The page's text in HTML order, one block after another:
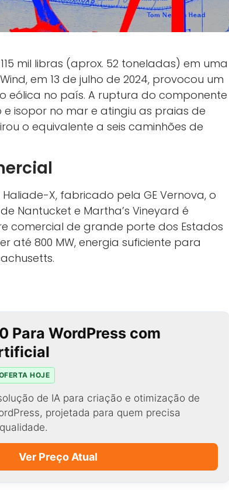
mil libras (aprox. 52 toneladas) em uma
em 13 de julho de 2024, provocou um
no país. A ruptura do componente
isopor no mar e atingiu as praias de
o equivalente a seis caminhões de
X, fabricado pela GE Vernova, o
Nantucket e Martha’s Vineyard é
comercial de grande porte dos Estados
até 800 MW, energia suficiente para
Para WordPress com
HOJE
de IA para criação e otimização de
projetada para quem precisa
Ver Preço Atual